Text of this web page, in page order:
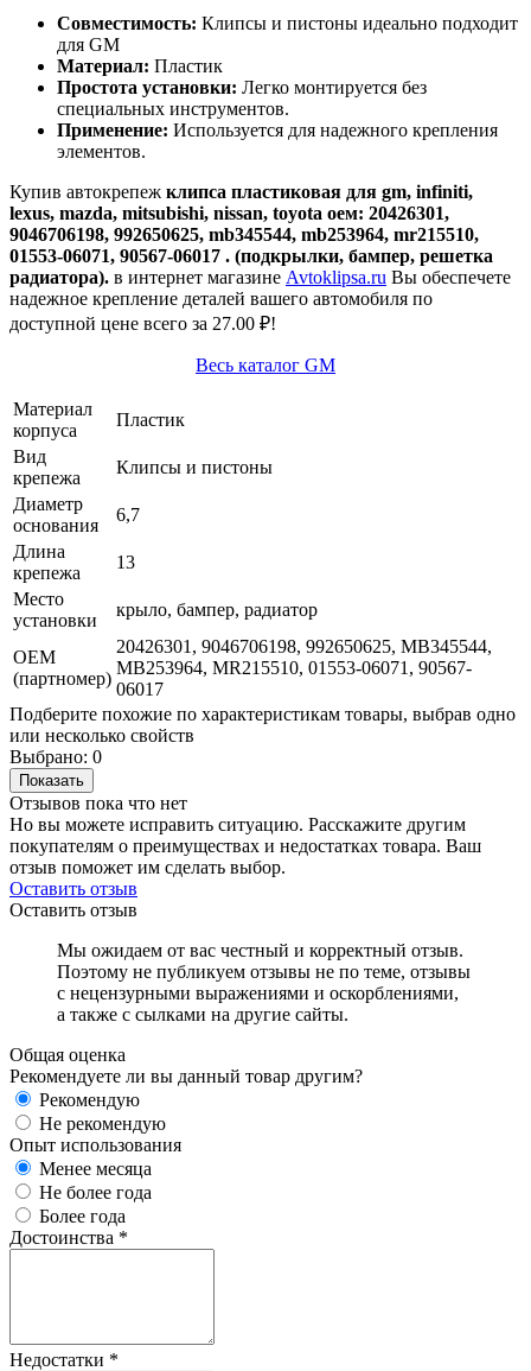
Совместимость: Клипсы и пистоны идеально подходит
для GM
Материал: Пластик
Простота установки: Легко монтируется без
специальных инструментов.
Применение: Используется для надежного крепления
элементов.
Купив автокрепеж клипса пластиковая для gm, infiniti,
lexus, mazda, mitsubishi, nissan, toyota оем: 20426301,
9046706198, 992650625, mb345544, mb253964, mr215510,
01553-06071, 90567-06017 . (подкрылки, бампер, решетка
радиатора). в интернет магазине Avtoklipsa.ru Вы обеспечете
надежное крепление деталей вашего автомобиля по
доступной цене всего за 27.00 ₽!
Весь каталог GM
Материал
корпуса
Пластик
Вид
крепежа
Клипсы и пистоны
Диаметр
основания
6,7
Длина
крепежа
13
Место
установки
крыло, бампер, радиатор
OEM
(партномер)
20426301, 9046706198, 992650625, MB345544,
MB253964, MR215510, 01553-06071, 90567-
06017
Подберите похожие по характеристикам товары, выбрав одно
или несколько свойств
Выбрано: 0
Показать
Отзывов пока что нет
Но вы можете исправить ситуацию. Расскажите другим
покупателям о преимуществах и недостатках товара. Ваш
отзыв поможет им сделать выбор.
Оставить отзыв
Оставить отзыв
Мы ожидаем от вас честный и корректный отзыв.
Поэтому не публикуем отзывы не по теме, отзывы
с нецензурными выражениями и оскорблениями,
а также с сылками на другие сайты.
Общая оценка
Рекомендуете ли вы данный товар другим?
Рекомендую
Не рекомендую
Опыт использования
Менее месяца
Не более года
Более года
Достоинства *
Недостатки *